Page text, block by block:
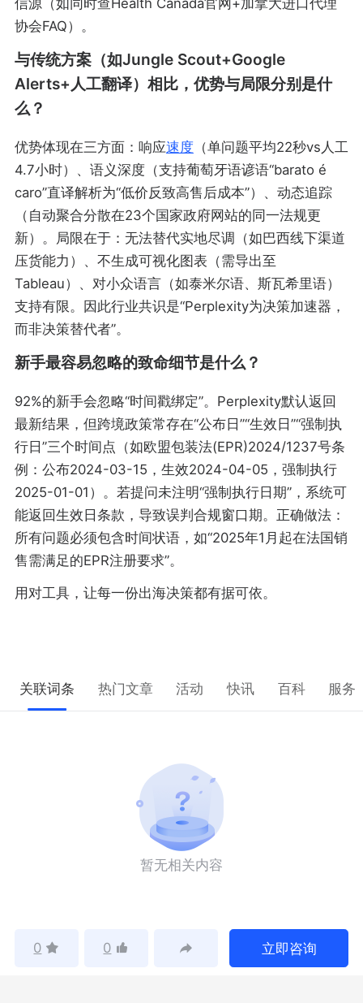
协会FAQ）。
与传统方案（如Jungle Scout+Google
Alerts+人工翻译）相比，优势与局限分别是什
么？
优势体现在三方面：响应速度（单问题平均22秒vs人工
4.7小时）、语义深度（支持葡萄牙语谚语“barato é
caro”直译解析为“低价反致高售后成本”）、动态追踪
（自动聚合分散在23个国家政府网站的同一法规更
新）。局限在于：无法替代实地尽调（如巴西线下渠道
压货能力）、不生成可视化图表（需导出至
Tableau）、对小众语言（如泰米尔语、斯瓦希里语）
支持有限。因此行业共识是“Perplexity为决策加速器，
而非决策替代者”。
新手最容易忽略的致命细节是什么？
92%的新手会忽略“时间戳绑定”。Perplexity默认返回
最新结果，但跨境政策常存在“公布日”“生效日”“强制执
行日”三个时间点（如欧盟包装法(EPR)2024/1237号条
例：公布2024-03-15，生效2024-04-05，强制执行
2025-01-01）。若提问未注明“强制执行日期”，系统可
能返回生效日条款，导致误判合规窗口期。正确做法：
所有问题必须包含时间状语，如“2025年1月起在法国销
售需满足的EPR注册要求”。
用对工具，让每一份出海决策都有据可依。
关联词条 热门文章 活动 快讯 百科 服务
暂无相关内容
0 0 立即咨询